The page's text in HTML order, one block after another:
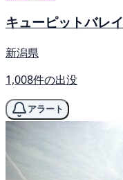
キューピットバレイ
新潟県
1,008件の出没
アラート